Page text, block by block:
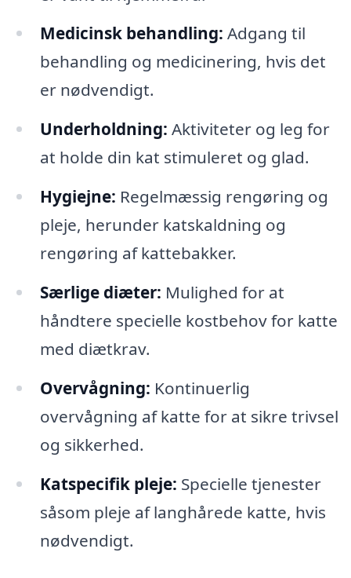
Medicinsk behandling: Adgang til
behandling og medicinering, hvis det
er nødvendigt.
Underholdning: Aktiviteter og leg for
at holde din kat stimuleret og glad.
Hygiejne: Regelmæssig rengøring og
pleje, herunder katskaldning og
rengøring af kattebakker.
Særlige diæter: Mulighed for at
håndtere specielle kostbehov for katte
med diætkrav.
Overvågning: Kontinuerlig
overvågning af katte for at sikre trivsel
og sikkerhed.
Katspecifik pleje: Specielle tjenester
såsom pleje af langhårede katte, hvis
nødvendigt.